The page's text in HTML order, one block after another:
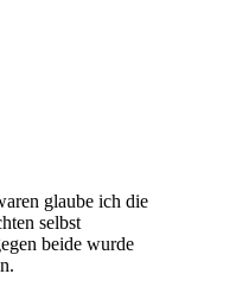
glaube ich die
selbst
beide wurde